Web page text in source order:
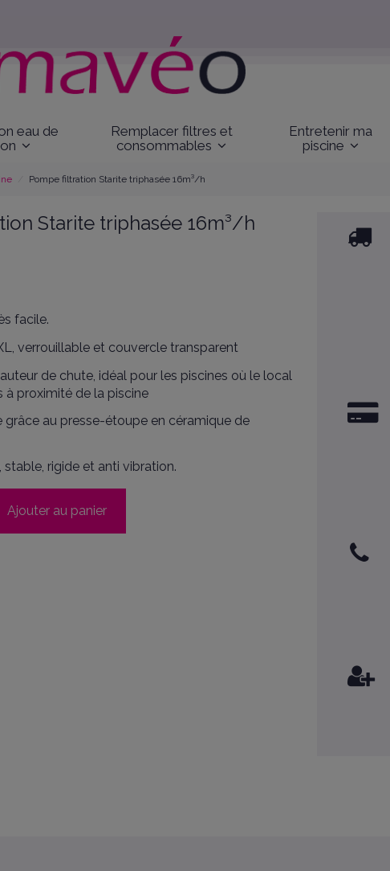
eau de
Remplacer filtres et
consommables
Entretenir ma
piscine
Pompe filtration Starite triphasée 16m³/h
Starite triphasée 16m³/h
facile.
verrouillable et couvercle transparent
de chute, idéal pour les piscines où le local
à proximité de la piscine
grâce au presse-étoupe en céramique de
stable, rigide et anti vibration.
Ajouter au panier